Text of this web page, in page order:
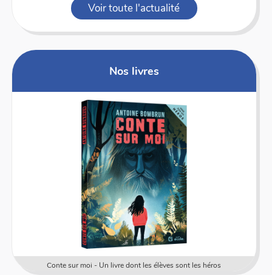
Voir toute l'actualité
Nos livres
Conte sur moi - Un livre dont les élèves sont les héros